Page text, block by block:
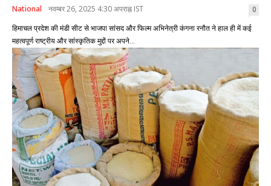
National नवम्बर 26, 2025 4:30 अपराह्न IST 0
हिमाचल प्रदेश की मंडी सीट से भाजपा सांसद और फिल्म अभिनेत्री कंगना रनौत ने हाल ही में कई
महत्वपूर्ण राष्ट्रीय और सांस्कृतिक मुद्दों पर अपने...